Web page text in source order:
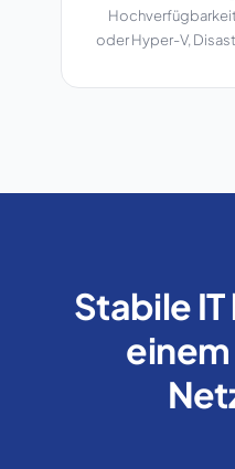
oder Hyper-V,
Stabile